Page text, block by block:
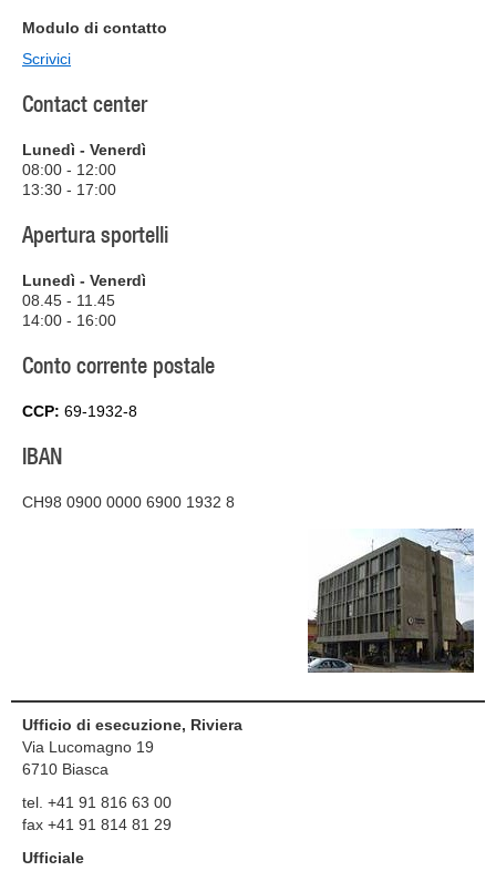
Modulo di contatto
Scrivici
Contact center
Lunedì - Venerdì
08:00 - 12:00
13:30 - 17:00
Apertura sportelli
Lunedì - Venerdì
08.45 - 11.45
14:00 - 16:00
Conto corrente postale
CCP: 69-1932-8
IBAN
CH98 0900 0000 6900 1932 8
Ufficio di esecuzione, Riviera
Via Lucomagno 19
6710 Biasca
tel. +41 91 816 63 00
fax +41 91 814 81 29
Ufficiale